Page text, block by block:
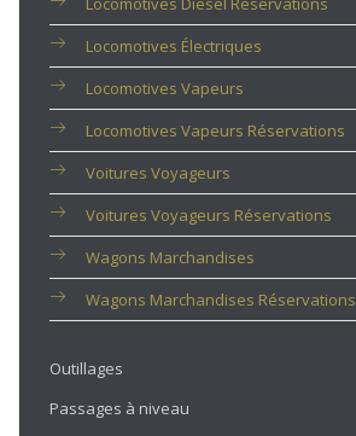
Locomotives Électriques
Locomotives Vapeurs
Locomotives Vapeurs Réservations
Voitures Voyageurs
Voitures Voyageurs Réservations
Wagons Marchandises
Wagons Marchandises Réservations
Outillages
Passages à niveau